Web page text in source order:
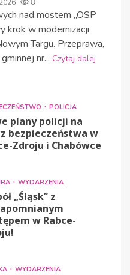
8
nad mostem „OSP
krok w modernizacji
Targu. Przeprawa,
nr... Czytaj dalej
POLICJA
plany policji na
bezpieczeństwa w
Zdroju i Chabówce
WYDARZENIA
„Śląsk” z
w Rabce-
WYDARZENIA